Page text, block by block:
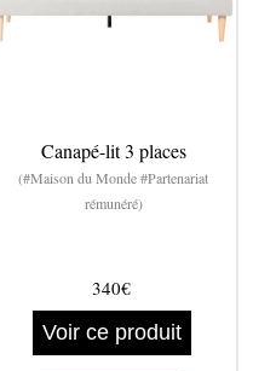
Canapé-lit 3 places
(#Maison du Monde #Partenariat
rémunéré)
340€
Voir ce produit